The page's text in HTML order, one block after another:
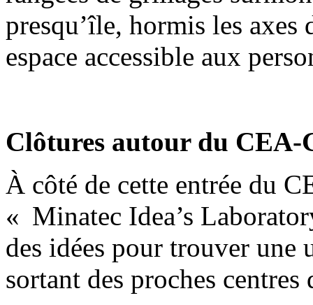
presqu’île, hormis les
espace accessible aux
Clôtures autour du CEA-
À côté de cette entrée du
« Minatec Idea’s
des idées pour trouver
sortant des proches centres